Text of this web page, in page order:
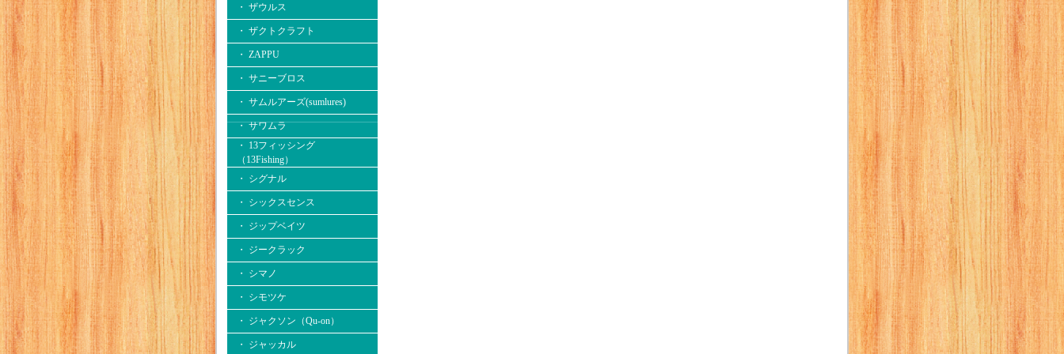
・ ザウルス
・ ザクトクラフト
・ ZAPPU
・ サニーブロス
・ サムルアーズ(sumlures)
・ サワムラ
・ 13フィッシング
（13Fishing）
・ シグナル
・ シックスセンス
・ ジップベイツ
・ ジークラック
・ シマノ
・ シモツケ
・ ジャクソン（Qu-on）
・ ジャッカル